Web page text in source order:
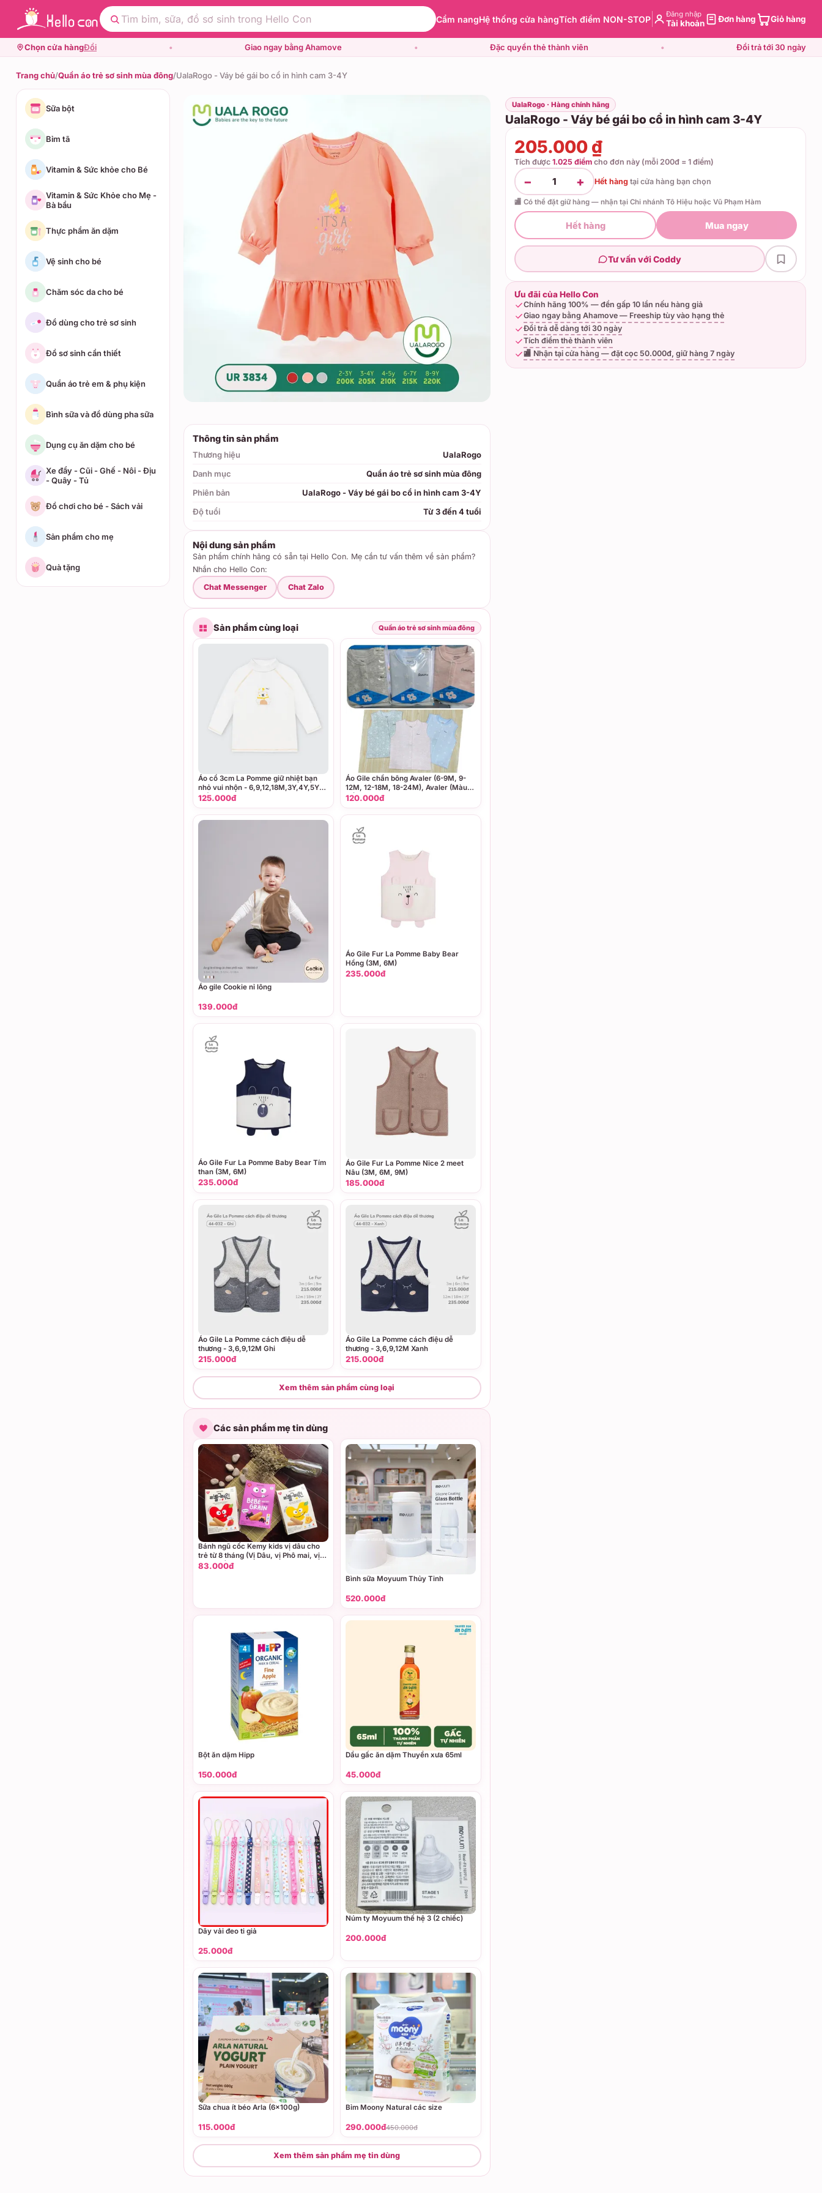
Cẩm nangHệ thống cửa hàngTích điểm NON-STOP Đăng nhập
Tài khoản Đơn hàng Giỏ hàng
Chọn cửa hàngĐổi • Giao ngay bằng Ahamove • Đặc quyền thẻ thành viên • Đổi trả tới 30 ngày
Trang chủ/Quần áo trẻ sơ sinh mùa đông/UalaRogo - Váy bé gái bo cổ in hình cam 3-4Y
Sữa bột
Bỉm tã
Vitamin & Sức khỏe cho Bé
Vitamin & Sức Khỏe cho Mẹ -
Bà bầu
Thực phẩm ăn dặm
Vệ sinh cho bé
Chăm sóc da cho bé
Đồ dùng cho trẻ sơ sinh
Đồ sơ sinh cần thiết
Quần áo trẻ em & phụ kiện
Bình sữa và đồ dùng pha sữa
Dụng cụ ăn dặm cho bé
Xe đẩy - Cũi - Ghế - Nôi - Địu
- Quây - Tủ
Đồ chơi cho bé - Sách vải
Sản phẩm cho mẹ
Quà tặng
UalaRogo · Hàng chính hãng
UalaRogo - Váy bé gái bo cổ in hình cam 3-4Y
205.000 ₫
Tích được 1.025 điểmcho đơn này (mỗi 200đ = 1 điểm)
− 1 + Hết hàngtại cửa hàng bạn chọn
🏬 Có thể đặt giữ hàng — nhận tại Chi nhánh Tô Hiệu hoặc Vũ Phạm Hàm
Hết hàng Mua ngay
Tư vấn với Coddy
Ưu đãi của Hello Con
Chính hãng 100% — đền gấp 10 lần nếu hàng giả
Giao ngay bằng Ahamove — Freeship tùy vào hạng thẻ
Đổi trả dễ dàng tới 30 ngày
Tích điểm thẻ thành viên
🏬 Nhận tại cửa hàng — đặt cọc 50.000đ, giữ hàng 7 ngày
Thông tin sản phẩm
Thương hiệu
UalaRogo
Danh mục
Quần áo trẻ sơ sinh mùa đông
Phiên bản
UalaRogo - Váy bé gái bo cổ in hình cam 3-4Y
Độ tuổi
Từ 3 đến 4 tuổi
Nội dung sản phẩm
Sản phẩm chính hãng có sẵn tại Hello Con. Mẹ cần tư vấn thêm về sản phẩm?
Nhắn cho Hello Con:
Chat Messenger
Chat Zalo
Sản phẩm cùng loại Quần áo trẻ sơ sinh mùa đông
Áo cổ 3cm La Pomme giữ nhiệt bạn
nhỏ vui nhộn - 6,9,12,18M,3Y,4Y,5Y
Trắng
125.000đ
Áo Gile chần bông Avaler (6-9M, 9-
12M, 12-18M, 18-24M), Avaler (Màu
Hồng, Ghi)
120.000đ
Áo gile Cookie nỉ lông
139.000đ
Áo Gile Fur La Pomme Baby Bear
Hồng (3M, 6M)
235.000đ
Áo Gile Fur La Pomme Baby Bear Tím
than (3M, 6M)
235.000đ
Áo Gile Fur La Pomme Nice 2 meet
Nâu (3M, 6M, 9M)
185.000đ
Áo Gile La Pomme cách điệu dễ
thương - 3,6,9,12M Ghi
215.000đ
Áo Gile La Pomme cách điệu dễ
thương - 3,6,9,12M Xanh
215.000đ
Xem thêm sản phẩm cùng loại
Các sản phẩm mẹ tin dùng
Bánh ngũ cốc Kemy kids vị dâu cho
trẻ từ 8 tháng (Vị Dâu, vị Phô mai, vị
Việt quất)
83.000đ
Bình sữa Moyuum Thủy Tinh
520.000đ
Bột ăn dặm Hipp
150.000đ
Dầu gấc ăn dặm Thuyền xưa 65ml
45.000đ
Dây vải đeo ti giả
25.000đ
Núm ty Moyuum thế hệ 3 (2 chiếc)
200.000đ
Sữa chua ít béo Arla (6x100g)
115.000đ
Bỉm Moony Natural các size
290.000đ450.000đ
Xem thêm sản phẩm mẹ tin dùng